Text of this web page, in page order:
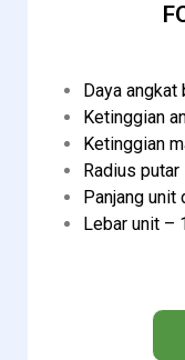
Daya
Ketinggian
Ketinggian
Radius
Panjang
Lebar unit –